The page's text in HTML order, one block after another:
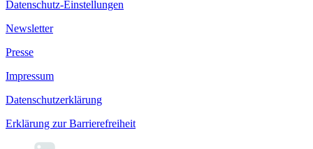
Datenschutz-Einstellungen
Newsletter
Presse
Impressum
Datenschutzerklärung
Erklärung zur Barrierefreiheit